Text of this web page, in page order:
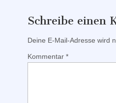
Schreibe einen
Deine E-Mail-Adresse wird
Kommentar *